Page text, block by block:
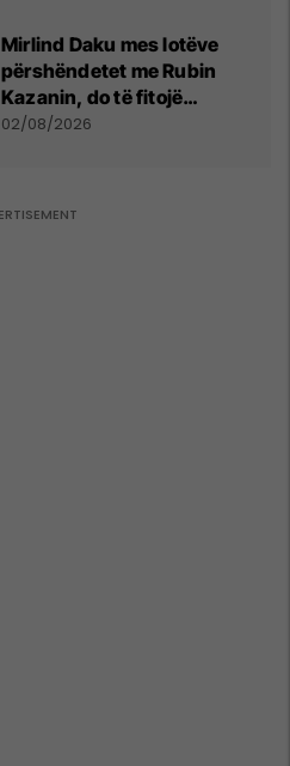
Mirlind Daku mes lotëve
përshëndetet me Rubin
Kazanin, do të fitojë
miliona te Spartak Moska
02/08/2026